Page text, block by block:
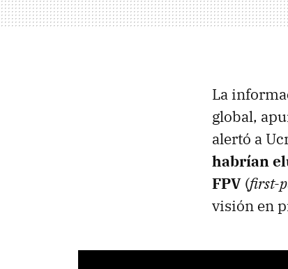
La
global,
alertó a
habrían
FPV (first-
visión en